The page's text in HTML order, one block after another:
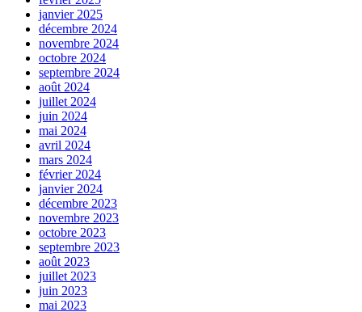
janvier 2025
décembre 2024
novembre 2024
octobre 2024
septembre 2024
août 2024
juillet 2024
juin 2024
mai 2024
avril 2024
mars 2024
février 2024
janvier 2024
décembre 2023
novembre 2023
octobre 2023
septembre 2023
août 2023
juillet 2023
juin 2023
mai 2023